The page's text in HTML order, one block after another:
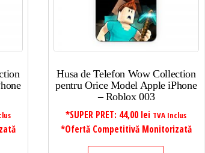
Husa de Telefon Wow Collection
pentru Orice Model Apple iPhone
– Roblox 003
*SUPER PRET: 44,00 lei TVA Inclus
*Ofertă Competitivă Monitorizată